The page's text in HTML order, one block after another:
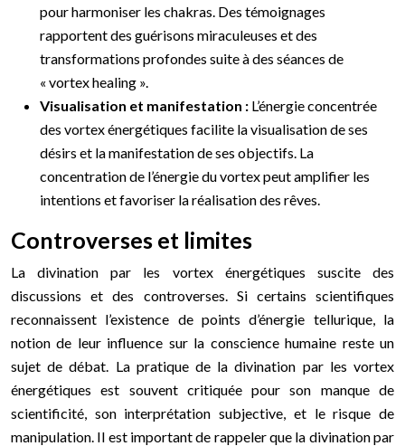
pour harmoniser les chakras. Des témoignages
rapportent des guérisons miraculeuses et des
transformations profondes suite à des séances de
« vortex healing ».
Visualisation et manifestation : L’énergie concentrée
des vortex énergétiques facilite la visualisation de ses
désirs et la manifestation de ses objectifs. La
concentration de l’énergie du vortex peut amplifier les
intentions et favoriser la réalisation des rêves.
Controverses et limites
La divination par les vortex énergétiques suscite des
discussions et des controverses. Si certains scientifiques
reconnaissent l’existence de points d’énergie tellurique, la
notion de leur influence sur la conscience humaine reste un
sujet de débat. La pratique de la divination par les vortex
énergétiques est souvent critiquée pour son manque de
scientificité, son interprétation subjective, et le risque de
manipulation. Il est important de rappeler que la divination par